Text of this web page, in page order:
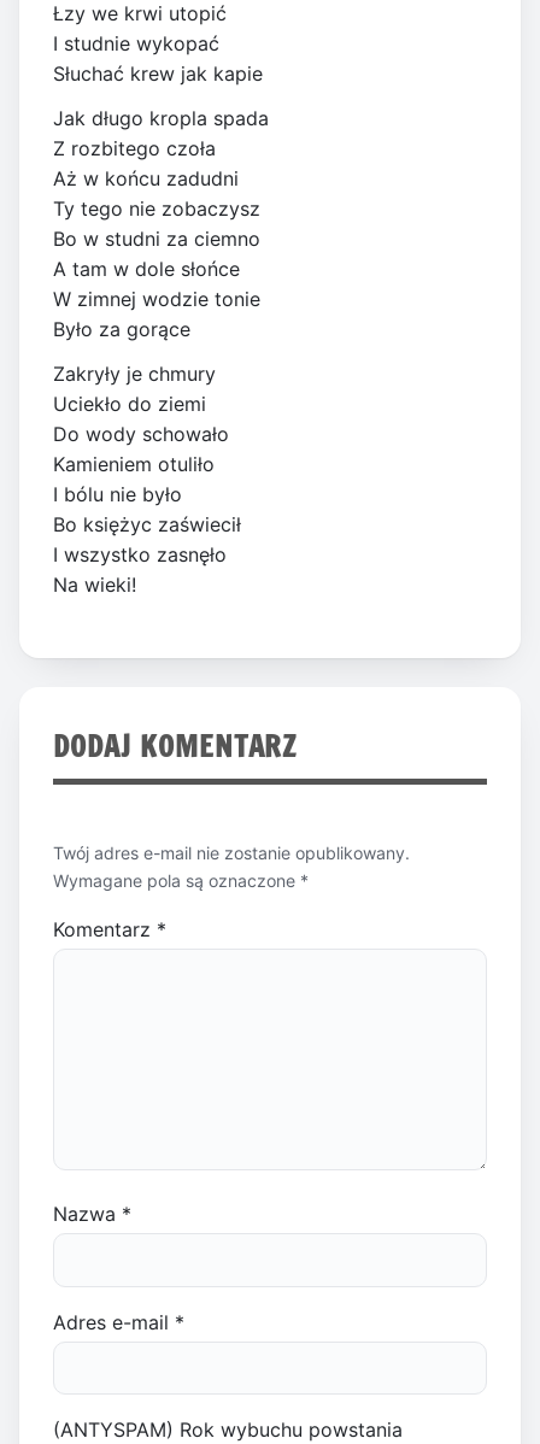
Łzy we krwi utopić
I studnie wykopać
Słuchać krew jak kapie
Jak długo kropla spada
Z rozbitego czoła
Aż w końcu zadudni
Ty tego nie zobaczysz
Bo w studni za ciemno
A tam w dole słońce
W zimnej wodzie tonie
Było za gorące
Zakryły je chmury
Uciekło do ziemi
Do wody schowało
Kamieniem otuliło
I bólu nie było
Bo księżyc zaświecił
I wszystko zasnęło
Na wieki!
DODAJ KOMENTARZ
Twój adres e-mail nie zostanie opublikowany.
Wymagane pola są oznaczone *
Komentarz *
Nazwa *
Adres e-mail *
(ANTYSPAM) Rok wybuchu powstania